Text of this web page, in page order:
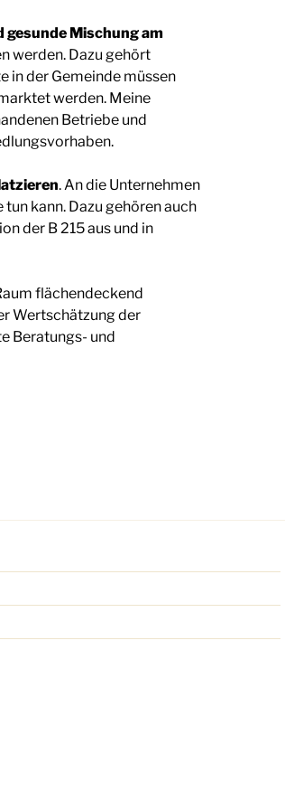
gesunde Mischung am
werden. Dazu gehört
in der Gemeinde müssen
werden. Meine
Betriebe und
. An die Unternehmen
kann. Dazu gehören auch
der B 215 aus und in
flächendeckend
Wertschätzung der
Beratungs- und